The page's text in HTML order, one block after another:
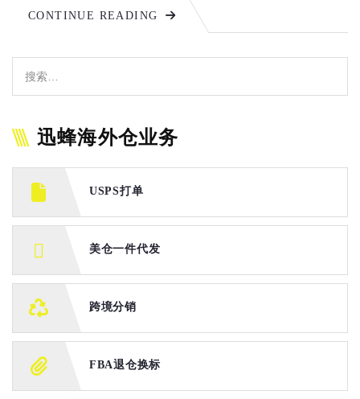
CONTINUE READING
迅蜂海外仓业务
USPS打单
美仓一件代发
跨境分销
FBA退仓换标